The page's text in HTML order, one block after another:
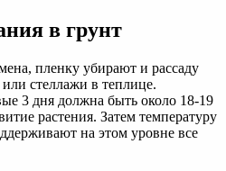
в грунт
пленку убирают и рассаду
стеллажи в теплице.
3 дня должна быть около 18-19
растения. Затем температуру
на этом уровне все